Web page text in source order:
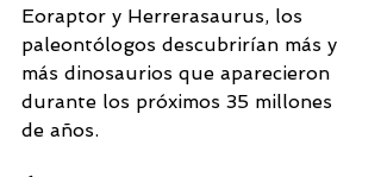
Eoraptor y Herrerasaurus, los
paleontólogos descubrirían más y
más dinosaurios que aparecieron
durante los próximos 35 millones
de años.